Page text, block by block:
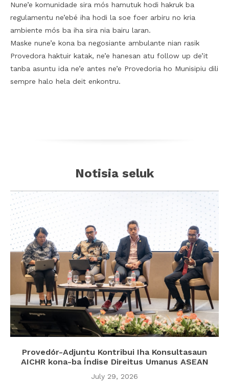
Nune’e komunidade sira mós hamutuk hodi hakruk ba
regulamentu ne’ebé iha hodi la soe foer arbiru no kria
ambiente mós ba iha sira nia bairu laran.
Maske nune’e kona ba negosiante ambulante nian rasik
Provedora haktuir katak, ne’e hanesan atu follow up de’it
tanba asuntu ida ne’e antes ne’e Provedoria ho Munisipiu dili
sempre halo hela deit enkontru.
Notisia seluk
Provedór-Adjuntu Kontribui Iha Konsultasaun
AICHR kona-ba Índise Direitus Umanus ASEAN
July 29, 2026